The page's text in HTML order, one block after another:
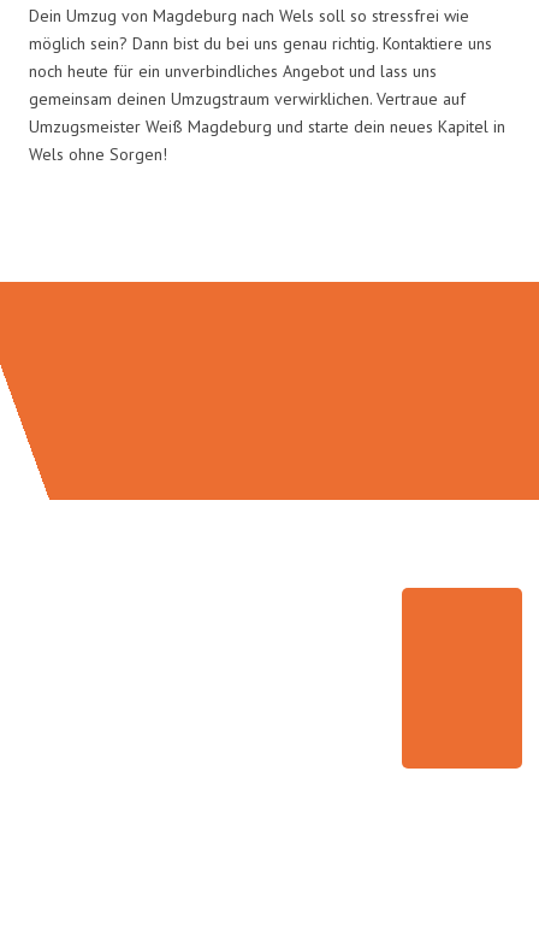
Dein Umzug von Magdeburg nach Wels soll so stressfrei wie
möglich sein? Dann bist du bei uns genau richtig. Kontaktiere uns
noch heute für ein unverbindliches Angebot und lass uns
gemeinsam deinen Umzugstraum verwirklichen. Vertraue auf
Umzugsmeister Weiß Magdeburg und starte dein neues Kapitel in
Wels ohne Sorgen!